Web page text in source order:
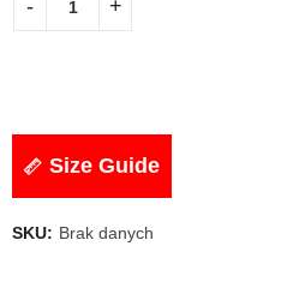
Size Guide
SKU: Brak danych